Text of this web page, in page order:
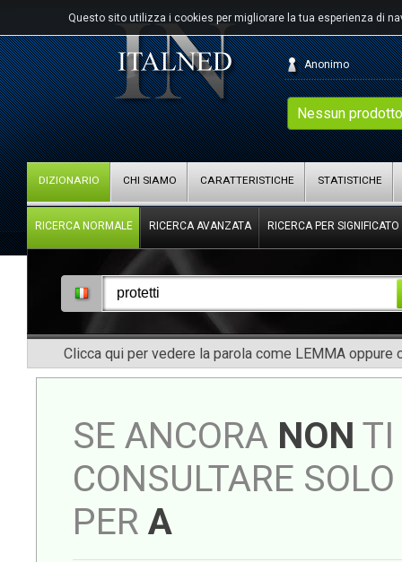
Questo sito utilizza i cookies per migliorare la tua esperienza di
Nessun
Anonimo
DIZIONARIO CHI SIAMO CARATTERISTICHE STATISTICHE
RICERCA NORMALE RICERCA AVANZATA RICERCA PER SIGNIFICATO
Clicca qui per vedere la parola come LEMMA oppure
SE ANCORA NON TI
CONSULTARE
PER A